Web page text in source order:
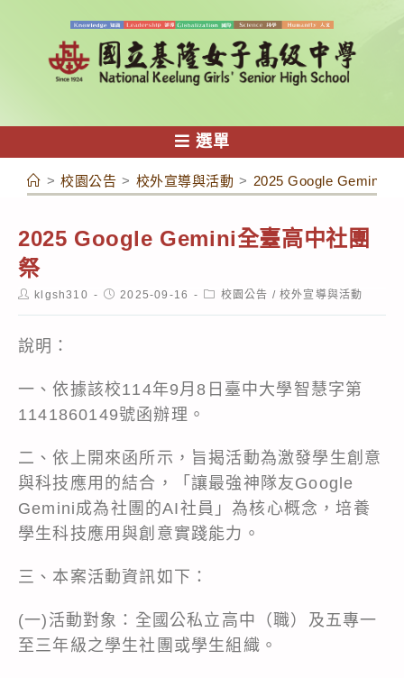
容
選單
> 校園公告 > 校外宣導與活動 > 2025 Google Gemini全
2025 Google Gemini全臺高中社團
祭
Postklgsh310
Post2025-09-16
Post校園公告 / 校外宣導與活動
說明：
一、依據該校114年9月8日臺中大學智慧字第
1141860149號函辦理。
二、依上開來函所示，旨揭活動為激發學生創意
與科技應用的結合，「讓最強神隊友Google
Gemini成為社團的AI社員」為核心概念，培養
學生科技應用與創意實踐能力。
三、本案活動資訊如下：
(一)活動對象：全國公私立高中（職）及五專一
至三年級之學生社團或學生組織。